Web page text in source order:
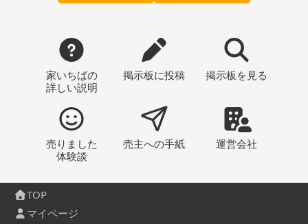
家いちばの
詳しい説明
掲示板に投稿 掲示板 を見る
売りました
体験談
売主への手紙 運営会社
TOP
マイページ